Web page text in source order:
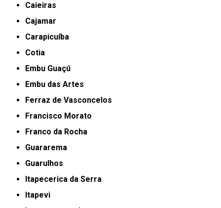
Caieiras
Cajamar
Carapicuíba
Cotia
Embu Guaçú
Embu das Artes
Ferraz de Vasconcelos
Francisco Morato
Franco da Rocha
Guararema
Guarulhos
Itapecerica da Serra
Itapevi